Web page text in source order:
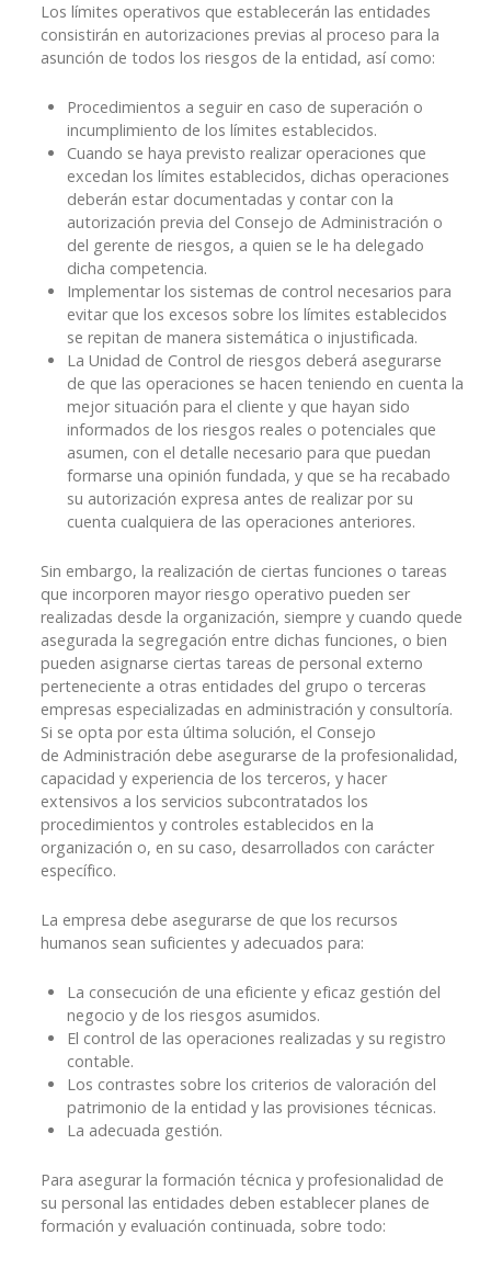
Los límites operativos que establecerán las entidades
consistirán en autorizaciones previas al proceso para la
asunción de todos los riesgos de la entidad, así como:
Procedimientos a seguir en caso de superación o
incumplimiento de los límites establecidos.
Cuando se haya previsto realizar operaciones que
excedan los límites establecidos, dichas operaciones
deberán estar documentadas y contar con la
autorización previa del Consejo de Administración o
del gerente de riesgos, a quien se le ha delegado
dicha competencia.
Implementar los sistemas de control necesarios para
evitar que los excesos sobre los límites establecidos
se repitan de manera sistemática o injustificada.
La Unidad de Control de riesgos deberá asegurarse
de que las operaciones se hacen teniendo en cuenta la
mejor situación para el cliente y que hayan sido
informados de los riesgos reales o potenciales que
asumen, con el detalle necesario para que puedan
formarse una opinión fundada, y que se ha recabado
su autorización expresa antes de realizar por su
cuenta cualquiera de las operaciones anteriores.
Sin embargo, la realización de ciertas funciones o tareas
que incorporen mayor riesgo operativo pueden ser
realizadas desde la organización, siempre y cuando quede
asegurada la segregación entre dichas funciones, o bien
pueden asignarse ciertas tareas de personal externo
perteneciente a otras entidades del grupo o terceras
empresas especializadas en administración y consultoría.
Si se opta por esta última solución, el Consejo
de Administración debe asegurarse de la profesionalidad,
capacidad y experiencia de los terceros, y hacer
extensivos a los servicios subcontratados los
procedimientos y controles establecidos en la
organización o, en su caso, desarrollados con carácter
específico.
La empresa debe asegurarse de que los recursos
humanos sean suficientes y adecuados para:
La consecución de una eficiente y eficaz gestión del
negocio y de los riesgos asumidos.
El control de las operaciones realizadas y su registro
contable.
Los contrastes sobre los criterios de valoración del
patrimonio de la entidad y las provisiones técnicas.
La adecuada gestión.
Para asegurar la formación técnica y profesionalidad de
su personal las entidades deben establecer planes de
formación y evaluación continuada, sobre todo: